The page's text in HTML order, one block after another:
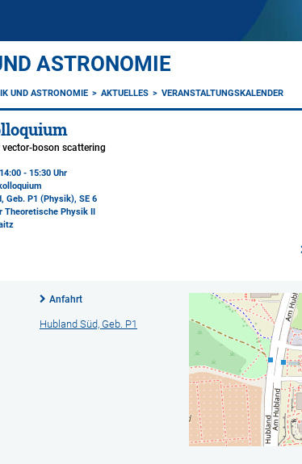
ASTRONOMIE
UND ASTRONOMIE AKTUELLES VERANSTALTUNGSKALENDER
boson scattering
- 15:30 Uhr
Geb. P1 (Physik), SE 6
Theoretische Physik II
Anfahrt
Hubland Süd, Geb. P1